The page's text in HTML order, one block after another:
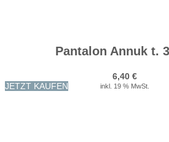
Pantalon Annuk t.
6,40 €
inkl. 19 % MwSt.
JETZT KAUFEN